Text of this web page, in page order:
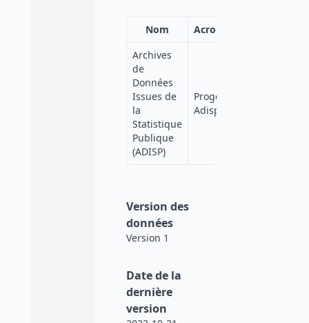
Nom Acronyme
Archives
de
Données
Issues de
la
Statistique
Publique
(ADISP)
Progedo-
Adisp
Version des
données
Version 1
Date de la
dernière
version